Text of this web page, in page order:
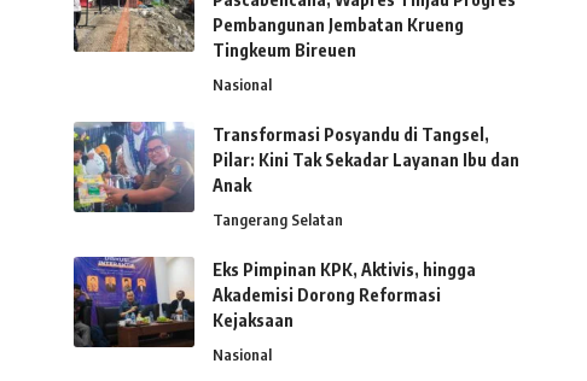
Pembangunan Jembatan Krueng
Tingkeum Bireuen
Nasional
Transformasi Posyandu di Tangsel,
Pilar: Kini Tak Sekadar Layanan Ibu dan
Anak
Tangerang Selatan
Eks Pimpinan KPK, Aktivis, hingga
Akademisi Dorong Reformasi
Kejaksaan
Nasional